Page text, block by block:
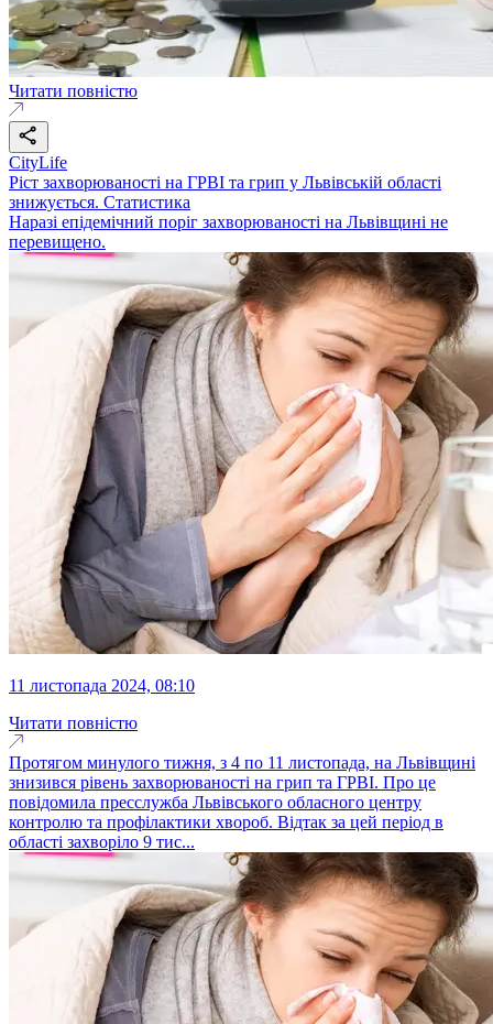
Читати повністю
CityLife
Ріст захворюваності на ГРВІ та грип у Львівській області
знижується. Статистика
Наразі епідемічний поріг захворюваності на Львівщині не
перевищено.
11 листопада 2024, 08:10
Читати повністю
Протягом минулого тижня, з 4 по 11 листопада, на Львівщині
знизився рівень захворюваності на грип та ГРВІ. Про це
повідомила пресслужба Львівського обласного центру
контролю та профілактики хвороб. Відтак за цей період в
області захворіло 9 тис...